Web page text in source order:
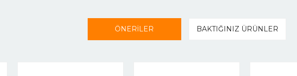
ÖNERİLER BAKTIĞINIZ ÜRÜNLER